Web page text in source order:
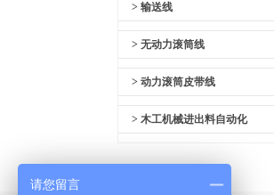
> 输送线
> 无动力滚筒线
> 动力滚筒皮带线
> 木工机械进出料自动化
请您留言